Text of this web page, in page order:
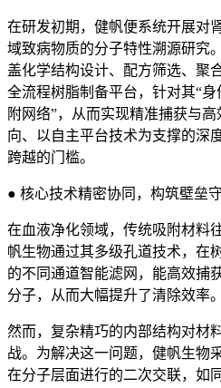
在研发初期，健帆便系统开展对
域致病物质的分子特性溯源研究
盖化学结构设计、配方筛选、聚
全流程树脂制备平台，针对其“
附网络”，从而实现精准捕获与
向、以自主平台技术为支撑的深
跨越的门槛。
● 核心技术精密协同，构筑壁垒
在血液净化领域，传统吸附材料
帆生物通过其多级孔道技术，在
的不同通道智能滤网，能高效捕
分子，从而大幅提升了清除效率。
然而，复杂精巧的内部结构对材
战。为解决这一问题，健帆生物
在分子层面进行的二次交联，如